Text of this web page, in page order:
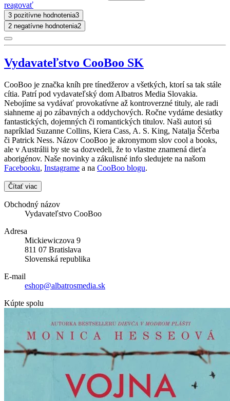
reagovať
3 pozitívne hodnotenia3
2 negatívne hodnotenia2
Vydavateľstvo CooBoo SK
CooBoo je značka kníh pre tínedžerov a všetkých, ktorí sa tak stále
cítia. Patrí pod vydavateľský dom Albatros Media Slovakia.
Nebojíme sa vydávať provokatívne až kontroverzné tituly, ale radi
siahneme aj po zábavných a oddychových. Ročne vydáme desiatky
fantastických, dojemných či romantických titulov. Naši autori sú
napríklad Suzanne Collins, Kiera Cass, A. S. King, Natalja Ščerba
či Patrick Ness. Názov CooBoo je akronymom slov cool a books,
ale v Austrálii by ste sa dozvedeli, že to vlastne znamená dieťa
aborigénov. Naše novinky a zákulisné info sledujete na našom
Facebooku, Instagrame a na CooBoo blogu.
Čítať viac
Obchodný názov
Vydavateľstvo CooBoo
Adresa
Mickiewiczova 9
811 07 Bratislava
Slovenská republika
E-mail
eshop@albatrosmedia.sk
Kúpte spolu